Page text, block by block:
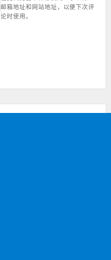
邮箱地址和网站地址，以便下次评
论时使用。